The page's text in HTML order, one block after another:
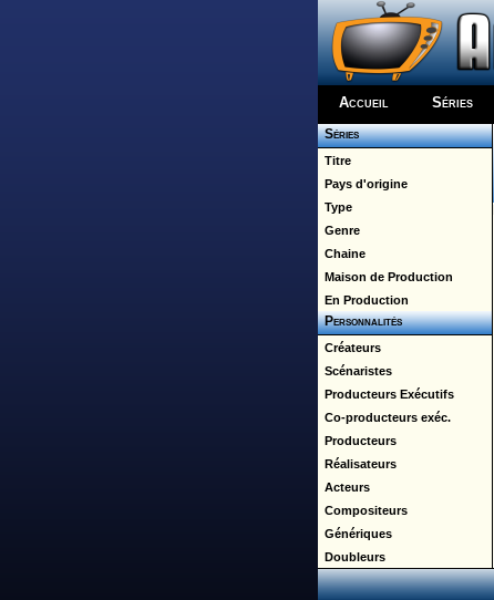
Accueil Séries
Séries
Titre
Pays d'origine
Type
Genre
Chaine
Maison de Production
En Production
Personnalités
Créateurs
Scénaristes
Producteurs Exécutifs
Co-producteurs exéc.
Producteurs
Réalisateurs
Acteurs
Compositeurs
Génériques
Doubleurs